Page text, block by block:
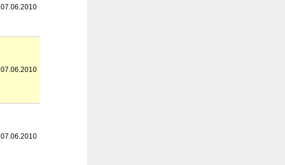
07.06.2010
07.06.2010
07.06.2010